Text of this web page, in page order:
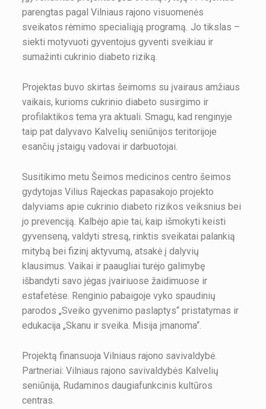
parengtas pagal Vilniaus rajono visuomenės
sveikatos rėmimo specialiąją programą. Jo tikslas –
siekti motyvuoti gyventojus gyventi sveikiau ir
sumažinti cukrinio diabeto riziką.
Projektas buvo skirtas šeimoms su įvairaus amžiaus
vaikais, kurioms cukrinio diabeto susirgimo ir
profilaktikos tema yra aktuali. Smagu, kad renginyje
taip pat dalyvavo Kalvelių seniūnijos teritorijoje
esančių įstaigų vadovai ir darbuotojai.
Susitikimo metu Šeimos medicinos centro šeimos
gydytojas Vilius Rajeckas papasakojo projekto
dalyviams apie cukrinio diabeto rizikos veiksnius bei
jo prevenciją. Kalbėjo apie tai, kaip išmokyti keisti
gyvenseną, valdyti stresą, rinktis sveikatai palankią
mitybą bei fizinį aktyvumą, atsakė į dalyvių
klausimus. Vaikai ir paaugliai turėjo galimybę
išbandyti savo jėgas įvairiuose žaidimuose ir
estafetėse. Renginio pabaigoje vyko spaudinių
parodos „Sveiko gyvenimo paslaptys“ pristatymas ir
edukacija „Skanu ir sveika. Misija įmanoma“.
Projektą finansuoja Vilniaus rajono savivaldybė.
Partneriai: Vilniaus rajono savivaldybės Kalvelių
seniūnija, Rudaminos daugiafunkcinis kultūros
centras.